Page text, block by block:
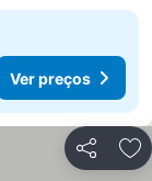
Ver preços
Partilhar